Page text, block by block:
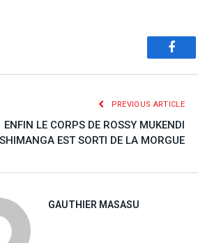
PREVIOUS ARTICLE
ENFIN LE CORPS DE ROSSY MUKENDI
EST SORTI DE LA MORGUE
GAUTHIER MASASU